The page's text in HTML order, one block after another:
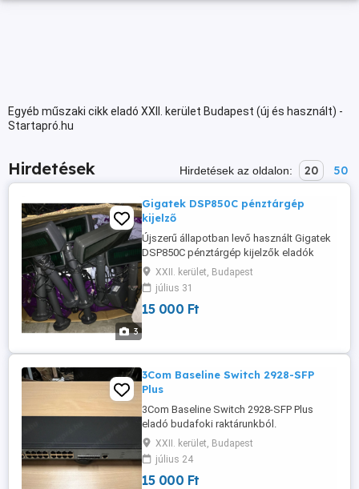
Egyéb műszaki cikk eladó XXII. kerület Budapest (új és használt) -
Startapró.hu
Hirdetések Hirdetések az oldalon: 20 50
3
Gigatek DSP850C pénztárgép
kijelző
Újszerű állapotban levő használt Gigatek
DSP850C pénztárgép kijelzők eladók
baráti áron! Ár: 15.000.- +áfa Egyeztetett
időpontban megtekinthetők! Sokféle
bútor, (irodabútor, szállodabútor,
vendéglátó, panzió, vadászház komplett
facebook.com/spidersalesgroup ...
XXII. kerület, Budapest
július 31
15 000 Ft
3Com Baseline Switch 2928-SFP
Plus
3Com Baseline Switch 2928-SFP Plus
eladó budafoki raktárunkból.
Személyesen megtekinthető,
érdeklődjenek bizalommal: Nézze meg a
többi hirdetésünket is! Sokféle bútor
(irodabútor, szállodabútor, vendéglátó
XXII. kerület, Budapest
július 24
15 000 Ft